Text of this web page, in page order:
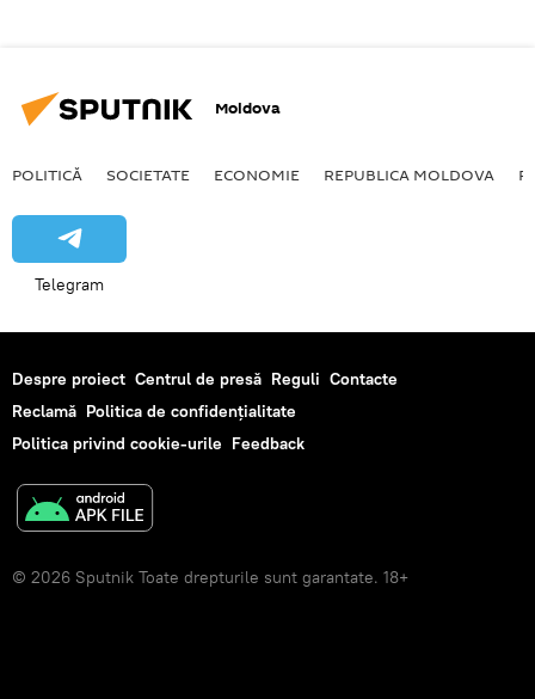
Moldova
POLITICĂ SOCIETATE ECONOMIE REPUBLICA MOLDOVA
Telegram
Despre proiect Centrul de presă Reguli Contacte
Reclamă Politica de confidențialitate
Politica privind cookie-urile Feedback
© 2026 Sputnik Toate drepturile sunt garantate. 18+